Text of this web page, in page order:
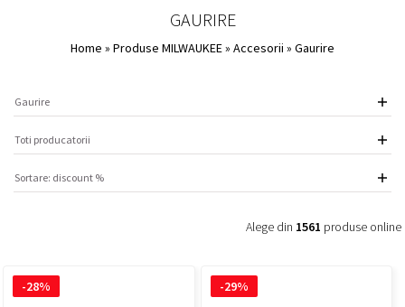
GAURIRE
Home » Produse MILWAUKEE» Accesorii » Gaurire
Alege din 1561 produse online
-28% -29%